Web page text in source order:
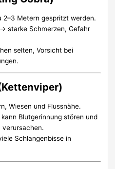
2–3 Metern gespritzt werden.
starke Schmerzen, Gefahr
selten, Vorsicht bei
Wiesen und Flussnähe.
kann Blutgerinnung stören und
verursachen.
Schlangenbisse in